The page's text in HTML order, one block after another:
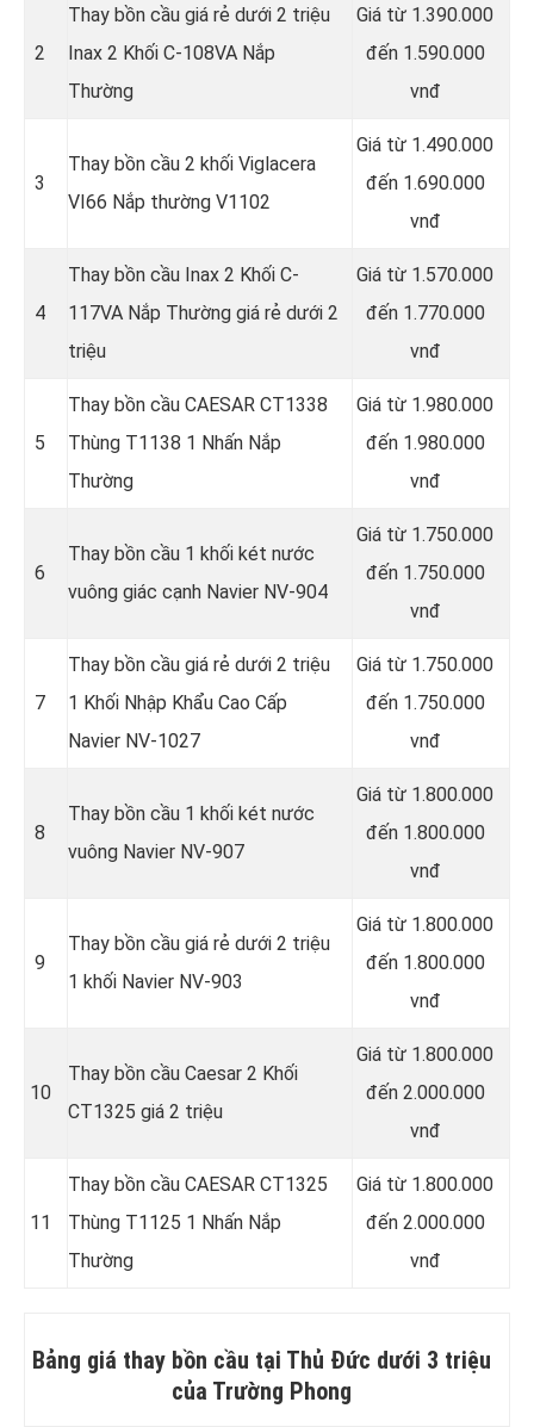
2
Thay bồn cầu giá rẻ dưới 2 triệu
Inax 2 Khối C-108VA Nắp
Thường
Giá từ 1.390.000
đến 1.590.000
vnđ
3
Thay bồn cầu 2 khối Viglacera
VI66 Nắp thường V1102
Giá từ 1.490.000
đến 1.690.000
vnđ
4
Thay bồn cầu Inax 2 Khối C-
117VA Nắp Thường giá rẻ dưới 2
triệu
Giá từ 1.570.000
đến 1.770.000
vnđ
5
Thay bồn cầu CAESAR CT1338
Thùng T1138 1 Nhấn Nắp
Thường
Giá từ 1.980.000
đến 1.980.000
vnđ
6
Thay bồn cầu 1 khối két nước
vuông giác cạnh Navier NV-904
Giá từ 1.750.000
đến 1.750.000
vnđ
7
Thay bồn cầu giá rẻ dưới 2 triệu
1 Khối Nhập Khẩu Cao Cấp
Navier NV-1027
Giá từ 1.750.000
đến 1.750.000
vnđ
8
Thay bồn cầu 1 khối két nước
vuông Navier NV-907
Giá từ 1.800.000
đến 1.800.000
vnđ
9
Thay bồn cầu giá rẻ dưới 2 triệu
1 khối Navier NV-903
Giá từ 1.800.000
đến 1.800.000
vnđ
10
Thay bồn cầu Caesar 2 Khối
CT1325 giá 2 triệu
Giá từ 1.800.000
đến 2.000.000
vnđ
11
Thay bồn cầu CAESAR CT1325
Thùng T1125 1 Nhấn Nắp
Thường
Giá từ 1.800.000
đến 2.000.000
vnđ
Bảng giá thay bồn cầu tại Thủ Đức dưới 3 triệu
của Trường Phong